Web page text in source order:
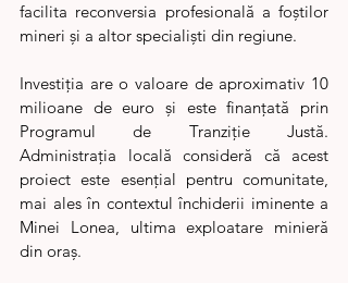
facilita reconversia profesională a foștilor
mineri și a altor specialiști din regiune.
Investiția are o valoare de aproximativ 10
milioane de euro și este finanțată prin
Programul de Tranziție Justă.
Administrația locală consideră că acest
proiect este esențial pentru comunitate,
mai ales în contextul închiderii iminente a
Minei Lonea, ultima exploatare minieră
din oraș.